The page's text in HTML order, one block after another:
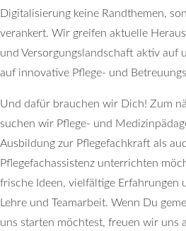
Digitalisierung keine Randthemen,
verankert. Wir greifen aktuelle
und Versorgungslandschaft aktiv auf
auf innovative Pflege- und
Und dafür brauchen wir Dich! Zum
suchen wir Pflege- und
Ausbildung zur Pflegefachkraft als
Pflegefachassistenz unterrichten
frische Ideen, vielfältige Erfahrungen
Lehre und Teamarbeit. Wenn Du
uns starten möchtest, freuen wir uns